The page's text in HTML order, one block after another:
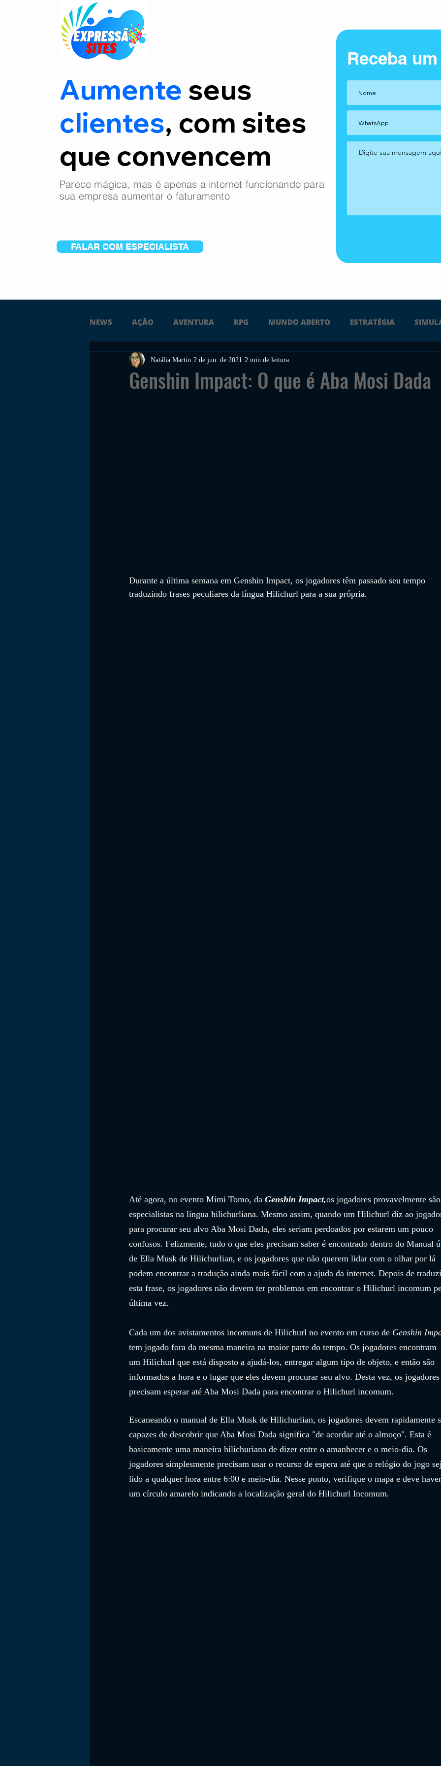
Aumente seus
clientes, com sites
que convencem
Parece mágica, mas é apenas a internet funcionando para
sua empresa aumentar o faturamento
FALAR COM ESPECIALISTA
Receba
NEWS AÇÃO AVENTURA RPG MUNDO ABERTO ESTRATÉGIA
FICÇÃO TERROR PC PS4 PS5
Genshin Impact: O que é Aba Mosi Dada
Natália Martin 2 de jun. de 2021 2 min de leitura
Durante a última semana em Genshin Impact, os jogadores têm passado seu tempo
traduzindo frases peculiares da língua Hilichurl para a sua própria.
Até agora, no evento Mimi Tomo, da Genshin Impact,os jogadores provavelmente são
especialistas na língua hilichurliana. Mesmo assim, quando um Hilichurl diz ao
para procurar seu alvo Aba Mosi Dada, eles seriam perdoados por estarem um pouco
confusos. Felizmente, tudo o que eles precisam saber é encontrado dentro do Manual
de Ella Musk de Hilichurlian, e os jogadores que não querem lidar com o olhar por lá
podem encontrar a tradução ainda mais fácil com a ajuda da internet. Depois de
esta frase, os jogadores não devem ter problemas em encontrar o Hilichurl incomum
última vez.
Cada um dos avistamentos incomuns de Hilichurl no evento em curso de Genshin
tem jogado fora da mesma maneira na maior parte do tempo. Os jogadores encontram
um Hilichurl que está disposto a ajudá-los, entregar algum tipo de objeto, e então são
informados a hora e o lugar que eles devem procurar seu alvo. Desta vez, os jogadores
precisam esperar até Aba Mosi Dada para encontrar o Hilichurl incomum.
Escaneando o manual de Ella Musk de Hilichurlian, os jogadores devem rapidamente
capazes de descobrir que Aba Mosi Dada significa "de acordar até o almoço". Esta é
basicamente uma maneira hilichuriana de dizer entre o amanhecer e o meio-dia. Os
jogadores simplesmente precisam usar o recurso de espera até que o relógio do jogo
lido a qualquer hora entre 6:00 e meio-dia. Nesse ponto, verifique o mapa e deve haver
um círculo amarelo indicando a localização geral do Hilichurl Incomum.